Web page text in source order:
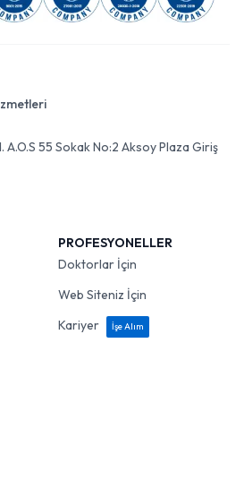
A.O.S 55 Sokak No:2 Aksoy Plaza Giriş
PROFESYONELLER
Doktorlar İçin
Web Siteniz İçin
Kariyer
İşe Alım